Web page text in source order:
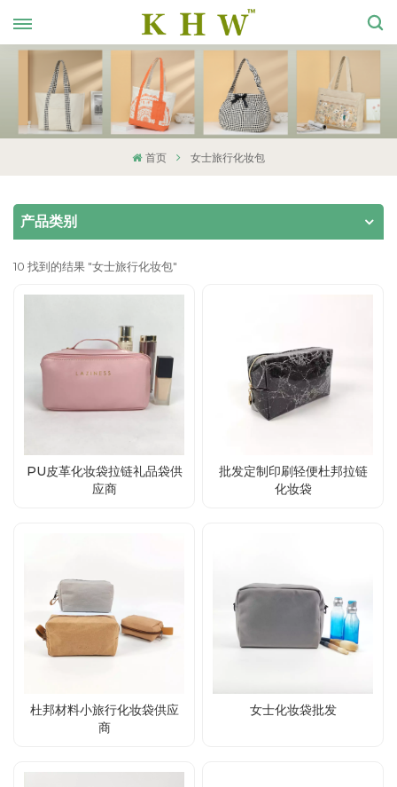
首页 女士旅行化妆包
产品类别
10 找到的结果 "女士旅行化妆包"
PU皮革化妆袋拉链礼品袋供
应商
批发定制印刷轻便杜邦拉链
化妆袋
杜邦材料小旅行化妆袋供应
商
女士化妆袋批发